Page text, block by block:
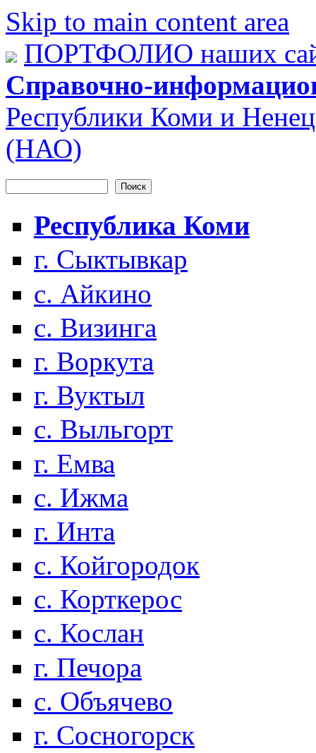
Skip to main content area
ПОРТФОЛИО наших
Справочно-
Республики Коми и
(НАО)
Форма поиска
Республика Коми
г. Сыктывкар
с. Айкино
с. Визинга
г. Воркута
г. Вуктыл
с. Выльгорт
г. Емва
с. Ижма
г. Инта
с. Койгородок
с. Корткерос
с. Кослан
г. Печора
с. Объячево
г. Сосногорск